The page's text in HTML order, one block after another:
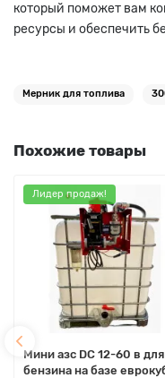
который поможет вам
ресурсы и обеспечить
Мерник для топлива
Похожие товары
Лидер продаж!
Мини азс DC 12-60 в для
бензина на базе